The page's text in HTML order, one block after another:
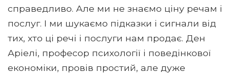
справедливо. Але ми не знаємо ціну речам і
послуг. І ми шукаємо підказки і сигнали від
тих, хто ці речі і послуги нам продає. Ден
Аріелі, професор психології і поведінкової
економіки, провів простий, але дуже